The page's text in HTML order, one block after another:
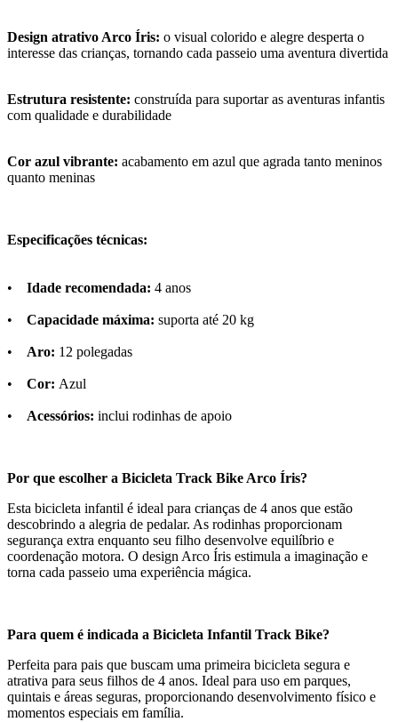
Design atrativo Arco Íris: o visual colorido e alegre desperta o
interesse das crianças, tornando cada passeio uma aventura divertida
Estrutura resistente: construída para suportar as aventuras infantis
com qualidade e durabilidade
Cor azul vibrante: acabamento em azul que agrada tanto meninos
quanto meninas
Especificações técnicas:
• Idade recomendada: 4 anos
• Capacidade máxima: suporta até 20 kg
• Aro: 12 polegadas
• Cor: Azul
• Acessórios: inclui rodinhas de apoio
Por que escolher a Bicicleta Track Bike Arco Íris?
Esta bicicleta infantil é ideal para crianças de 4 anos que estão
descobrindo a alegria de pedalar. As rodinhas proporcionam
segurança extra enquanto seu filho desenvolve equilíbrio e
coordenação motora. O design Arco Íris estimula a imaginação e
torna cada passeio uma experiência mágica.
Para quem é indicada a Bicicleta Infantil Track Bike?
Perfeita para pais que buscam uma primeira bicicleta segura e
atrativa para seus filhos de 4 anos. Ideal para uso em parques,
quintais e áreas seguras, proporcionando desenvolvimento físico e
momentos especiais em família.